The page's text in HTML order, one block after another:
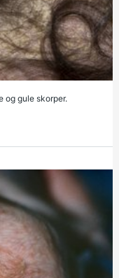
og gule skorper.